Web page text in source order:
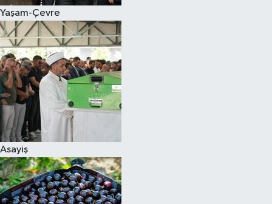
Yaşam-Çevre
Asayiş
Teknoloji
Televizyon
Yaşam-Çevre